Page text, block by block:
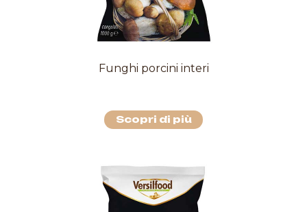
Funghi porcini interi
Scopri di più